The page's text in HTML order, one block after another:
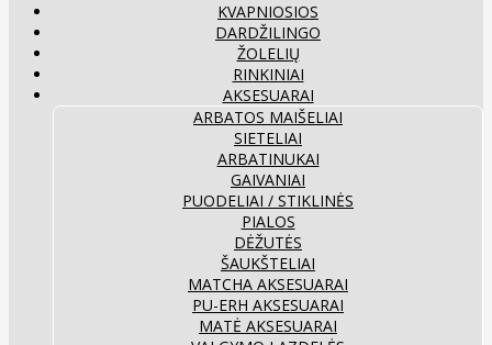
KVAPNIOSIOS
DARDŽILINGO
ŽOLELIŲ
RINKINIAI
AKSESUARAI
ARBATOS MAIŠELIAI
SIETELIAI
ARBATINUKAI
GAIVANIAI
PUODELIAI / STIKLINĖS
PIALOS
DĖŽUTĖS
ŠAUKŠTELIAI
MATCHA AKSESUARAI
PU-ERH AKSESUARAI
MATĖ AKSESUARAI